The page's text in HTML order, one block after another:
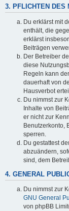
3. PFLICHTEN DES
Du erklärst mit
enthält, die
erklärst
Beiträgen
Der Betreiber
diese
Regeln kann
dauerhaft von
Hausverbot
Du nimmst zur
Inhalte von
er nicht zur
Benutzerkonto,
sperren.
Du gestattest
abzuändern,
sind, dem
4. GENERAL
Du nimmst zur
GNU General
von phpBB